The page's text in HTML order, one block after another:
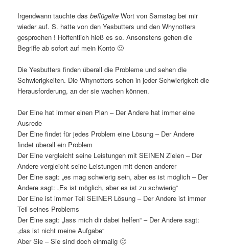
Irgendwann tauchte dasbeflügelte Wort von Samstag bei mir
wieder auf. S. hatte von den Yesbutters und den Whynotters
gesprochen ! Hoffentlich hieß es so. Ansonstens gehen die
Begriffe ab sofort auf mein Konto 🙂
Die Yesbutters finden überall die Probleme und sehen die
Schwierigkeiten. Die Whynotters sehen in jeder Schwierigkeit die
Herausforderung, an der sie wachen können.
Der Eine hat immer einen Plan – Der Andere hat immer eine
Ausrede
Der Eine findet für jedes Problem eine Lösung – Der Andere
findet überall ein Problem
Der Eine vergleicht seine Leistungen mit SEINEN Zielen – Der
Andere vergleicht seine Leistungen mit denen anderer
Der Eine sagt: „es mag schwierig sein, aber es ist möglich – Der
Andere sagt: „Es ist möglich, aber es ist zu schwierig“
Der Eine ist immer Teil SEINER Lösung – Der Andere ist immer
Teil seines Problems
Der Eine sagt: „lass mich dir dabei helfen“ – Der Andere sagt:
„das ist nicht meine Aufgabe“
Aber Sie – Sie sind doch einmalig 🙂